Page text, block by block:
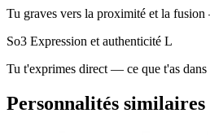
Tu graves vers la proximité et la
So3 Expression et authenticité L
Tu t'exprimes direct — ce que t'as dans
Personnalités similaires